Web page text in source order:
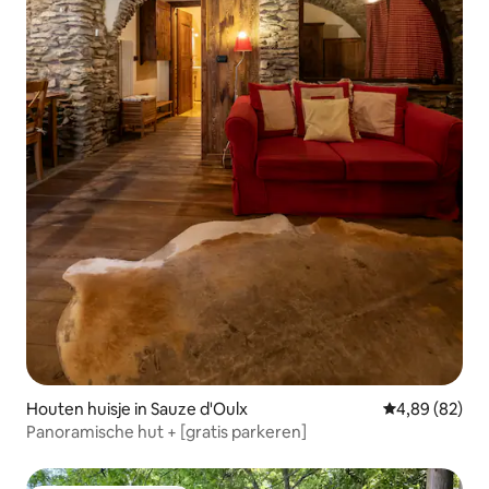
Houten huisje in Sauze d'Oulx Gemiddelde
4,89 (82)
Panoramische hut + [gratis parkeren]